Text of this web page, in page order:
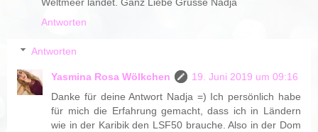
Antworten
Antworten
Yasmina Rosa Wölkchen
19. Juni 2019 um 09:16
Danke für deine Antwort Nadja =) Ich persönlich habe
für mich die Erfahrung gemacht, dass ich in Ländern
wie in der Karibik den LSF50 brauche. Also in der Dom